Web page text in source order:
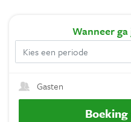
Wanneerga
Gasten